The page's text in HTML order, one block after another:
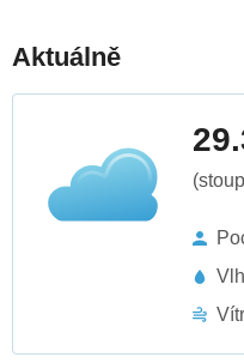
Aktuálně